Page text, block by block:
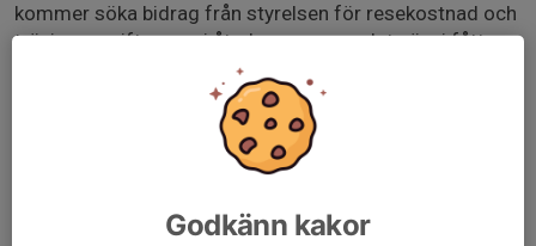
kommer söka bidrag från styrelsen för resekostnad och
träningsavgift, men vi återkommer om det när vi fått
besked. Vi åker antingen bil/-ar eller minibuss beroende
Vänligen svara på kallelsen senast 1 februari så att vi
kan gå vidare med planeringen. I det här läget är det inte
och vill åka med. Anmälan kommer närmare inpå.
Godkänn kakor